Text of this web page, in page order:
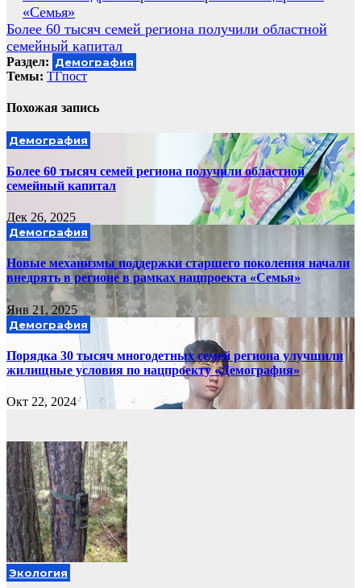
записям
«Семья»
Более 60 тысяч семей региона получили областной
семейный капитал
Раздел: Демография
Темы: ТГпост
Похожая запись
Демография
Более 60 тысяч семей региона получили областной
семейный капитал
Дек 26, 2025
Демография
Новые механизмы поддержки старшего поколения начали
внедрять в регионе в рамках нацпроекта «Семья»
Янв 21, 2025
Демография
Порядка 30 тысяч многодетных семей региона улучшили
жилищные условия по нацпроекту «Демография»
Окт 22, 2024
Экология